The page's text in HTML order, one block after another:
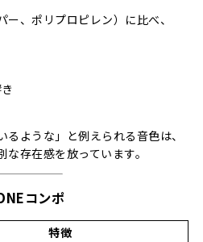
、ポリプロピレン）に比べ、
るような」と例えられる音色は、
存在感を放っています。
コンポ
特徴